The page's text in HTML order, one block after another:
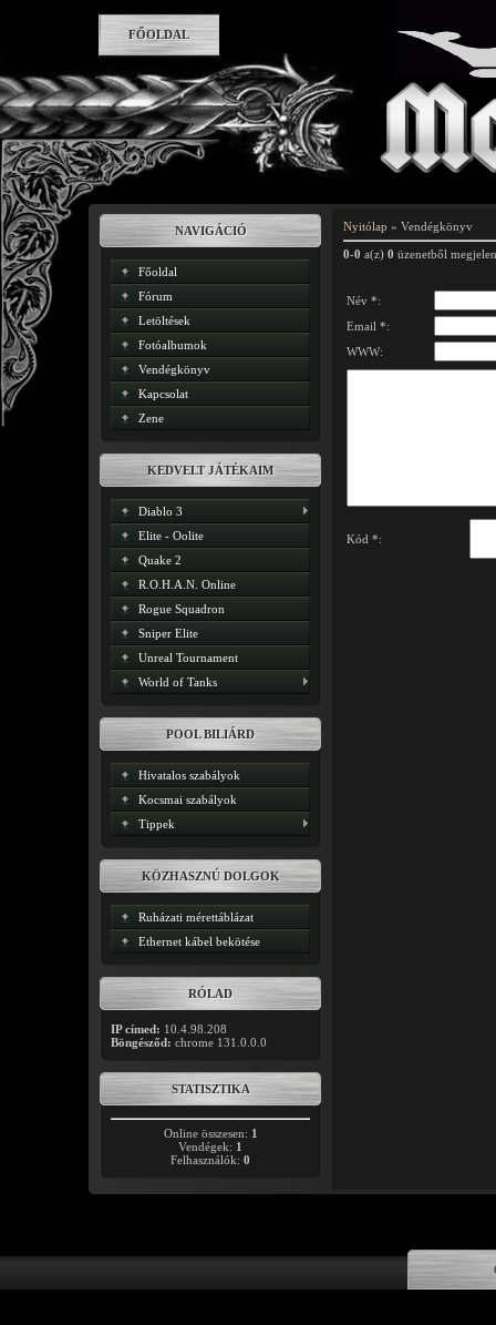
FŐOLDAL
NAVIGÁCIÓ
Főoldal
Fórum
Letöltések
Fotóalbumok
Vendégkönyv
Kapcsolat
Zene
KEDVELT JÁTÉKAIM
Diablo 3
Elite - Oolite
Quake 2
R.O.H.A.N. Online
Rogue Squadron
Sniper Elite
Unreal Tournament
World of Tanks
POOL BILIÁRD
Hivatalos szabályok
Kocsmai szabályok
Tippek
KÖZHASZNÚ DOLGOK
Ruházati mérettáblázat
Ethernet kábel bekötése
RÓLAD
IP címed: 10.4.98.208
Böngésződ: chrome 131.0.0.0
STATISZTIKA
Online összesen: 1
Vendégek: 1
Felhasználók: 0
Nyitólap » Vendégkönyv
0-0 a(z) 0 üzenetből
Név *:
Email *:
WWW:
Kód *: